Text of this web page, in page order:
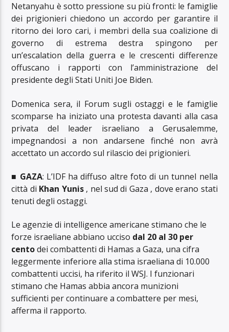
Netanyahu è sotto pressione su più fronti: le famiglie
dei prigionieri chiedono un accordo per garantire il
ritorno dei loro cari, i membri della sua coalizione di
governo di estrema destra spingono per
un’escalation della guerra e le crescenti differenze
offuscano i rapporti con l’amministrazione del
presidente degli Stati Uniti Joe Biden.
Domenica sera, il Forum sugli ostaggi e le famiglie
scomparse ha iniziato una protesta davanti alla casa
privata del leader israeliano a Gerusalemme,
impegnandosi a non andarsene finché non avrà
accettato un accordo sul rilascio dei prigionieri.
■ GAZA: L’IDF ha diffuso altre foto di un tunnel nella
città di Khan Yunis, nel sud di Gaza , dove erano stati
tenuti degli ostaggi.
Le agenzie di intelligence americane stimano che le
forze israeliane abbiano ucciso dal 20 al 30 per
centodei combattenti di Hamas a Gaza, una cifra
leggermente inferiore alla stima israeliana di 10.000
combattenti uccisi, ha riferito il WSJ. I funzionari
stimano che Hamas abbia ancora munizioni
sufficienti per continuare a combattere per mesi,
afferma il rapporto.